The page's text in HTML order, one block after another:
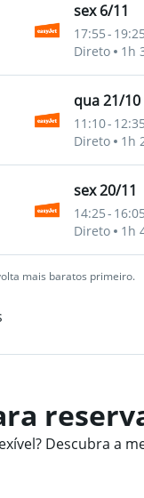
sex 6/11
17:55- 19:25
Direto
1h
qua 21/10
11:10- 12:35
Direto
1h
sex 20/11
14:25- 16:05
Direto
1h
mais baratos primeiro.
Descubra a